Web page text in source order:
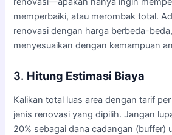
memperbaiki, atau merombak total.
renovasi dengan harga berbeda-
menyesuaikan dengan kemampuan
3. Hitung Estimasi Biaya
Kalikan total luas area dengan tarif
jenis renovasi yang dipilih. Jangan
20% sebagai dana cadangan (buffer)